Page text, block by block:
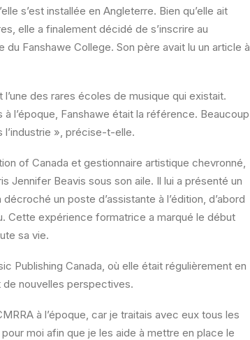
s’est installée en Angleterre. Bien qu’elle ait
elle a finalement décidé de s’inscrire au
Fanshawe College. Son père avait lu un article à
des rares écoles de musique qui existait.
l’époque, Fanshawe était la référence. Beaucoup
l’industrie », précise-t-elle.
of Canada et gestionnaire artistique chevronné,
Jennifer Beavis sous son aile. Il lui a présenté un
un poste d’assistante à l’édition, d’abord
Cette expérience formatrice a marqué le début
sa vie.
Publishing Canada, où elle était régulièrement en
nouvelles perspectives.
à l’époque, car je traitais avec eux tous les
moi afin que je les aide à mettre en place le